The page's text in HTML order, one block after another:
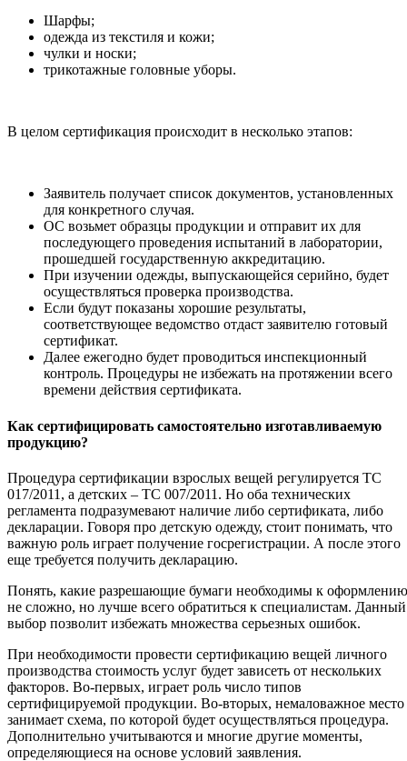
Шарфы;
одежда из текстиля и кожи;
чулки и носки;
трикотажные головные уборы.
В целом сертификация происходит в несколько этапов:
Заявитель получает список документов, установленных
для конкретного случая.
ОС возьмет образцы продукции и отправит их для
последующего проведения испытаний в лаборатории,
прошедшей государственную аккредитацию.
При изучении одежды, выпускающейся серийно, будет
осуществляться проверка производства.
Если будут показаны хорошие результаты,
соответствующее ведомство отдаст заявителю готовый
сертификат.
Далее ежегодно будет проводиться инспекционный
контроль. Процедуры не избежать на протяжении всего
времени действия сертификата.
Как сертифицировать самостоятельно изготавливаемую
продукцию?
Процедура сертификации взрослых вещей регулируется ТС
017/2011, а детских – ТС 007/2011. Но оба технических
регламента подразумевают наличие либо сертификата, либо
декларации. Говоря про детскую одежду, стоит понимать, что
важную роль играет получение госрегистрации. А после этого
еще требуется получить декларацию.
Понять, какие разрешающие бумаги необходимы к оформлению
не сложно, но лучше всего обратиться к специалистам. Данный
выбор позволит избежать множества серьезных ошибок.
При необходимости провести сертификацию вещей личного
производства стоимость услуг будет зависеть от нескольких
факторов. Во-первых, играет роль число типов
сертифицируемой продукции. Во-вторых, немаловажное место
занимает схема, по которой будет осуществляться процедура.
Дополнительно учитываются и многие другие моменты,
определяющиеся на основе условий заявления.